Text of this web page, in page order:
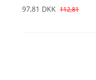
97,81 DKK 112,81